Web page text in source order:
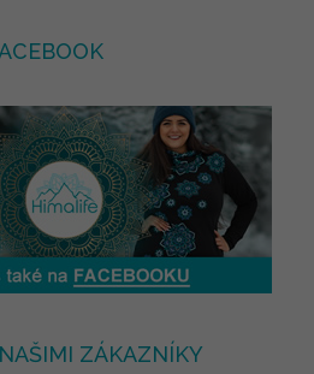
ZÁKAZNÍKY